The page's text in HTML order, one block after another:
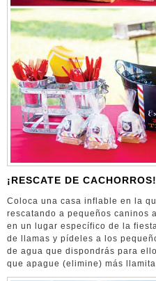
¡RESCATE DE CACHORROS!
Coloca una casa inflable en la
rescatando a pequeños caninos
en un lugar específico de la
de llamas y pídeles a los
de agua que dispondrás para
que apague (elimine) más